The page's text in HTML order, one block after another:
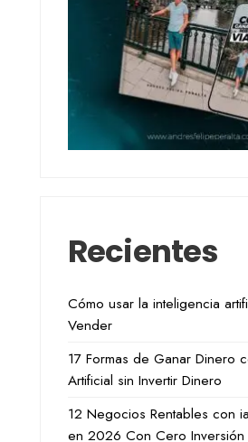
Recientes
Cómo usar la inteligencia
Vender
17 Formas de Ganar Dinero
Artificial sin Invertir Dinero
12 Negocios Rentables con
en 2026 Con Cero Inversión